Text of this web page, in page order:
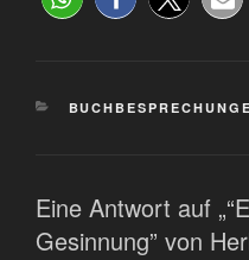
Eine Antwort auf
Gesinnung” von